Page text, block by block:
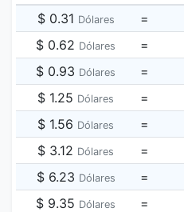
$ 0.31 Dólares =
$ 0.62 Dólares =
$ 0.93 Dólares =
$ 1.25 Dólares =
$ 1.56 Dólares =
$ 3.12 Dólares =
$ 6.23 Dólares =
$ 9.35 Dólares =